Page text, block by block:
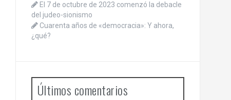
El 7 de octubre de 2023 comenzó la debacle
del judeo-sionismo
Cuarenta años de «democracia»: Y ahora,
¿qué?
Últimos comentarios